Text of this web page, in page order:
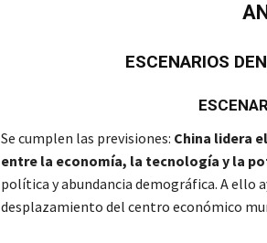
ESCENARIOS
Se cumplen las previsiones: China lidera
entre la economía, la tecnología y la
política y abundancia demográfica. A ello
desplazamiento del centro económico